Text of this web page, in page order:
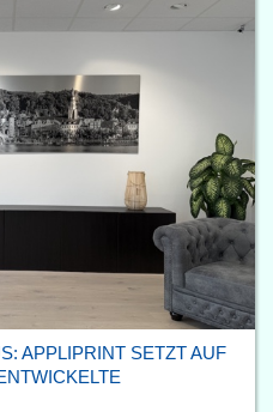
APPLIPRINT SETZT AUF